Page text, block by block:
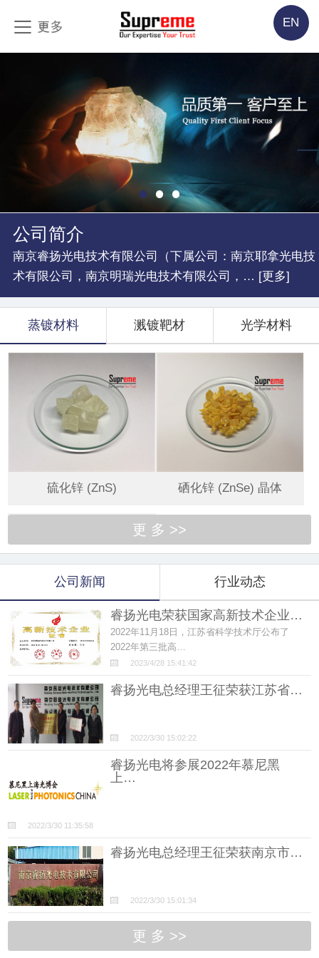
EN
公司简介
南京睿扬光电技术有限公司（下属公司：南京耶拿光电技
术有限公司，南京明瑞光电技术有限公司，… [更多]
蒸镀材料 溅镀靶材 光学材料
硫化锌 (ZnS) 硒化锌 (ZnSe) 晶体
更 多 >>
公司新闻 行业动态
睿扬光电荣获国家高新技术企业…
2022年11月18日，江苏省科学技术厅公布了
2022年第三批高…
2023/4/28 15:41:42
睿扬光电总经理王征荣获江苏省…
2022/3/30 15:02:22
睿扬光电将参展2022年慕尼黑
上…
2022/3/30 11:35:58
睿扬光电总经理王征荣获南京市…
2022/3/30 15:01:34
更 多 >>